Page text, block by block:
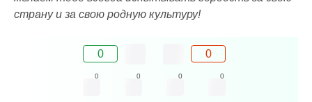
страну и за свою родную культуру!
0 0
0 0 0 0